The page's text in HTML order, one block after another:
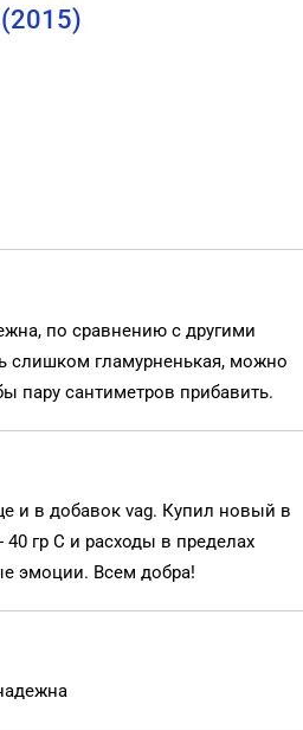
по сравнению с другими
слишком гламурненькая, можно
пару сантиметров прибавить.
и в добавок vag. Купил новый в
гр С и расходы в пределах
эмоции. Всем добра!